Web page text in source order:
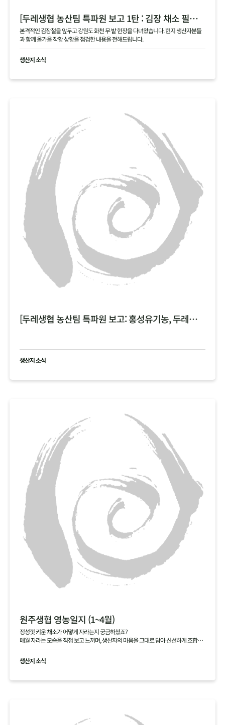
[두레생협 농산팀 특파원 보고 1탄 : 김장 채소 필지 점검 현황 공유]
본격적인 김장철을 앞두고 강원도 화천 무 밭 현장을 다녀왔습니다. 현지 생산자분들
과 함께 올가을 작황 상황을 점검한 내용을 전해드립니다.
생산지 소식
[두레생협 농산팀 특파원 보고: 홍성유기농, 두레한강 비 피해 현황 공유 ]
생산지 소식
원주생협 영농일지 (1~4월)
정성껏 키운 채소가 어떻게 자라는지 궁금하셨죠?
매월 자라는 모습을 직접 보고 느끼며, 생산자의 마음을 그대로 담아 신선하게 조합원
님께 전달해 드립니다.
생산지 소식